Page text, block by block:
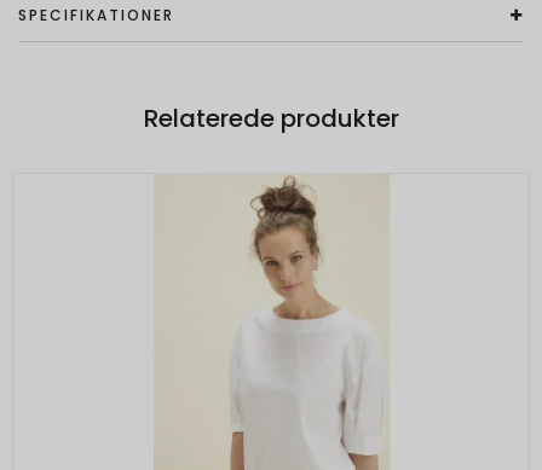
SPECIFIKATIONER
Relaterede produkter